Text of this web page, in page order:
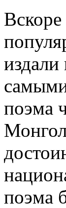
поэма
поэма